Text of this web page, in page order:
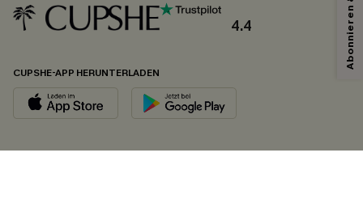
4.4
CUPSHE-APP HERUNTERLADEN